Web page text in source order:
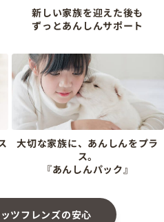
新しい家族を迎えた後も
ずっとあんしんサポート
大切な家族に、あんしんをプラ
ス。
『あんしんパック』
ツフレンズの安心